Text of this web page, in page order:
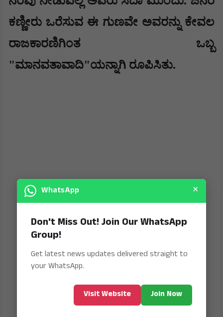
ಕಣ್ಣೀರು ಒರೆಸುವ ಈ ಗುಣವೇ ಅವರನ್ನು ಕೇವಲ
ರಾಜಕಾರಣಿಗಿಂತ ಒಬ್ಬ
"ಮಾನವತಾವಾದಿ"ಯನ್ನಾಗಿ ರೂಪಿಸಿತು.
WhatsApp ×
Don't Miss Out! Join Our WhatsApp
Group!
Get latest news updates delivered straight to
your WhatsApp.
Visit Website Join Now